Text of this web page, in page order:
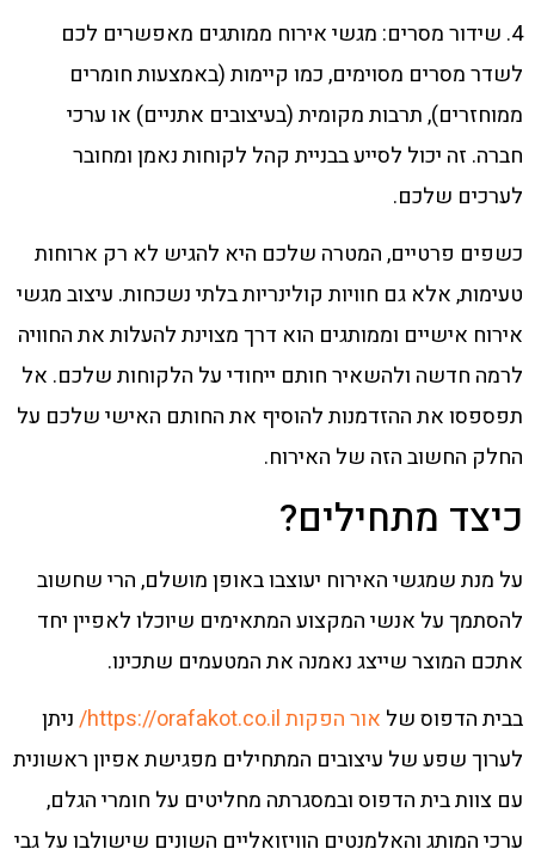
4. שידור מסרים: מגשי אירוח ממותגים מאפשרים לכם
לשדר מסרים מסוימים, כמו קיימות (באמצעות חומרים
ממוחזרים), תרבות מקומית (בעיצובים אתניים) או ערכי
חברה. זה יכול לסייע בבניית קהל לקוחות נאמן ומחובר
לערכים שלכם.
כשפים פרטיים, המטרה שלכם היא להגיש לא רק ארוחות
טעימות, אלא גם חוויות קולינריות בלתי נשכחות. עיצוב מגשי
אירוח אישיים וממותגים הוא דרך מצוינת להעלות את החוויה
לרמה חדשה ולהשאיר חותם ייחודי על הלקוחות שלכם. אל
תפספסו את ההזדמנות להוסיף את החותם האישי שלכם על
החלק החשוב הזה של האירוח.
כיצד מתחילים?
על מנת שמגשי האירוח יעוצבו באופן מושלם, הרי שחשוב
להסתמך על אנשי המקצוע המתאימים שיוכלו לאפיין יחד
אתכם המוצר שייצג נאמנה את המטעמים שתכינו.
בבית הדפוס של אור הפקות https://orafakot.co.il/
ניתן
לערוך שפע של עיצובים המתחילים מפגישת אפיון ראשונית
עם צוות בית הדפוס ובמסגרתה מחליטים על חומרי הגלם,
ערכי המותג והאלמנטים הוויזואליים השונים שישולבו על גבי